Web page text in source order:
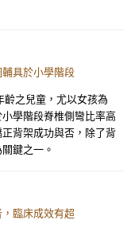
具於小學階段
齡之兒童，尤以女孩為
學階段脊椎側彎比率高
背架成功與否，除了背
鍵之一。
臨床成效有超